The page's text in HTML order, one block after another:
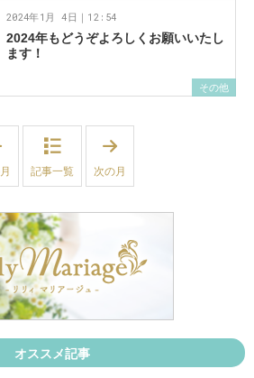
その他
2024年もどうぞよろしくお願いいたし
ます！
2024年1月 4日｜12:54
3
1
2
月
」
記事一覧
4
2
」
次の月
オススメ記事